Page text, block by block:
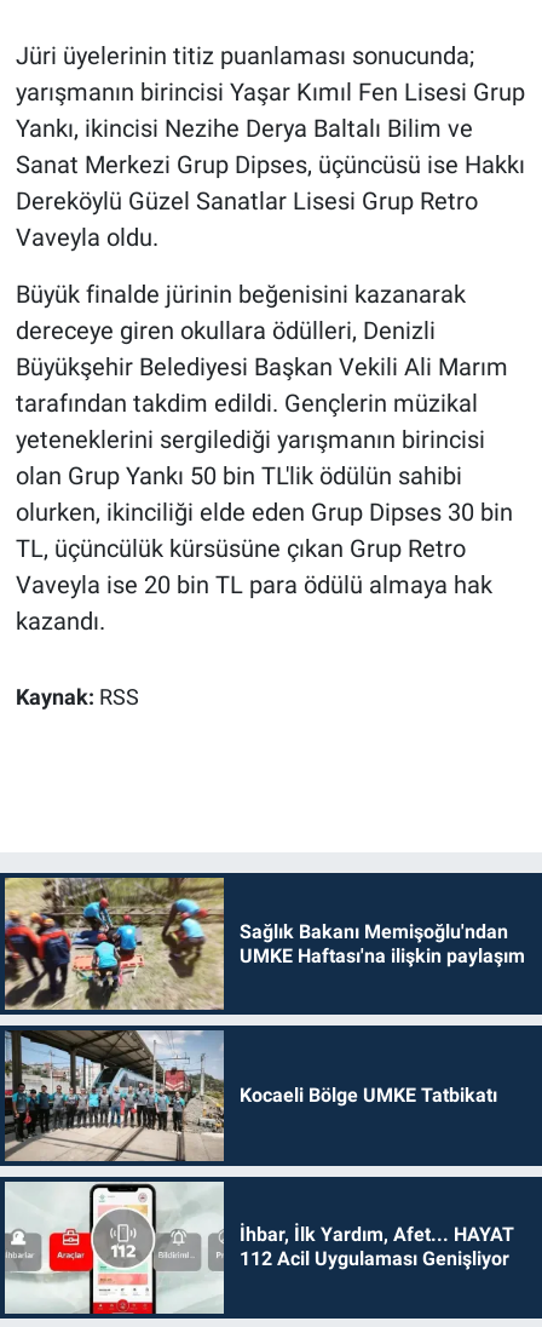
Jüri üyelerinin titiz puanlaması sonucunda;
yarışmanın birincisi Yaşar Kımıl Fen Lisesi Grup
Yankı, ikincisi Nezihe Derya Baltalı Bilim ve
Sanat Merkezi Grup Dipses, üçüncüsü ise Hakkı
Dereköylü Güzel Sanatlar Lisesi Grup Retro
Vaveyla oldu.
Büyük finalde jürinin beğenisini kazanarak
dereceye giren okullara ödülleri, Denizli
Büyükşehir Belediyesi Başkan Vekili Ali Marım
tarafından takdim edildi. Gençlerin müzikal
yeteneklerini sergilediği yarışmanın birincisi
olan Grup Yankı 50 bin TL'lik ödülün sahibi
olurken, ikinciliği elde eden Grup Dipses 30 bin
TL, üçüncülük kürsüsüne çıkan Grup Retro
Vaveyla ise 20 bin TL para ödülü almaya hak
kazandı.
Kaynak: RSS
Sağlık Bakanı Memişoğlu'ndan
UMKE Haftası'na ilişkin paylaşım
Kocaeli Bölge UMKE Tatbikatı
İhbar, İlk Yardım, Afet... HAYAT
112 Acil Uygulaması Genişliyor